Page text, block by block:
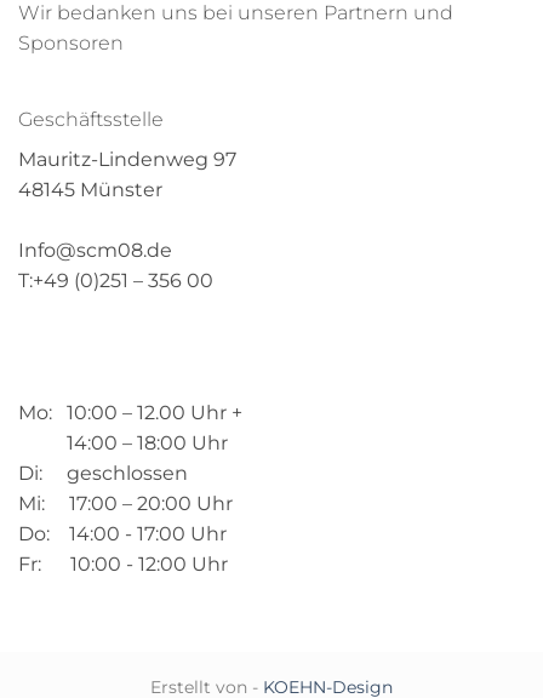
Wir bedanken uns bei unseren Partnern und
Sponsoren
Geschäftsstelle
Mauritz-Lindenweg 97
48145 Münster
Info@scm08.de
T:+49 (0)251 – 356 00
Mo: 10:00 – 12.00 Uhr +
14:00 – 18:00 Uhr
Di: geschlossen
Mi: 17:00 – 20:00 Uhr
Do: 14:00 - 17:00 Uhr
Fr: 10:00 - 12:00 Uhr
Erstellt von - KOEHN-Design